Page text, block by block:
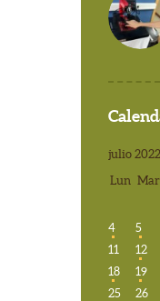
julio 2022
Lun Mar
4
5
11
12
18
19
25
26